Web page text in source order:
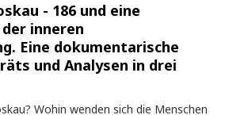
- 186 und eine
inneren
Eine dokumentarische
und Analysen in drei
Wohin wenden sich die Menschen